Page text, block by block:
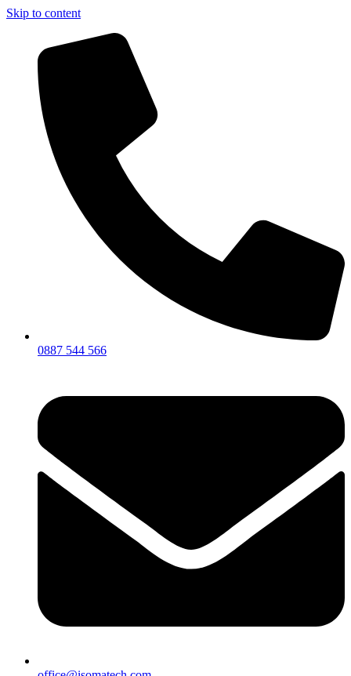
Skip to content
0887 544 566